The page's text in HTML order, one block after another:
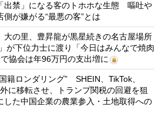
出禁」になる客のトホホな生態 嘔吐や
が嫌がる“最悪の客”とは
大の里、豊昇龍が黒星続きの名古屋場所
が下位力士に渡り「今日はみんなで焼肉
協会は年96万円の支出増に
籍ロンダリング” SHEIN、TikTok、
に移転させ、トランプ関税の回避を狙
た中国企業の農業参入・土地取得への